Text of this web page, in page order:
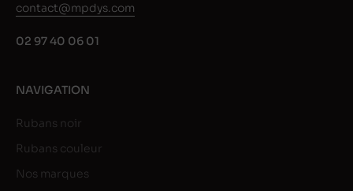
contact@mpdys.com
02 97 40 06 01
NAVIGATION
Rubans noir
Rubans couleur
Nos marques